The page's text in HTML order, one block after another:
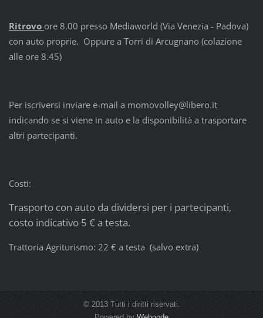
Ritrovo ore 8.00 presso Mediaworld (Via Venezia - Padova)
con auto proprie. Oppure a Torri di Arcugnano (colazione
alle ore 8.45)
Per iscriversi inviare e-mail a momovolley@libero.it
indicando se si viene in auto e la disponibilità a trasportare
altri partecipanti.
Costi:
Trasporto con auto da dividersi per i partecipanti,
costo indicativo 5 € a testa.
Trattoria Agriturismo: 22 € a testa (salvo extra)
© 2013 Tutti i diritti riservati.